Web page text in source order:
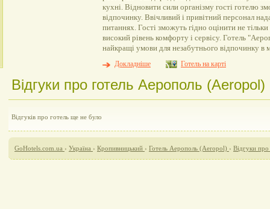
кухні. Відновити сили організму гості готелю
відпочинку. Ввічливий і привітний персонал
питаннях. Гості зможуть гідно оцінити не
високий рівень комфорту і сервісу. Готель
найкращі умови для незабутнього відпочинку в
Докладніше
Готель на карті
Відгуки про готель Аерополь (Aeropol)
Відгуків про готель ще не було
GoHotels.com.ua › Україна › Кропивницький › Готель Аерополь (Aeropol) › Відгуки